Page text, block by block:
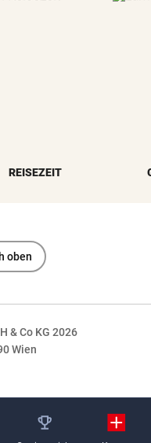
REISEZEIT
oben
& Co KG 2026
Wien